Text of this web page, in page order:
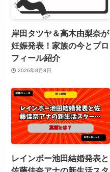
岸田タツヤ＆高木由梨奈が
妊娠発表！家族の今とプロ
フィール紹介
2026年8月8日
レインボー池田結婚発表と